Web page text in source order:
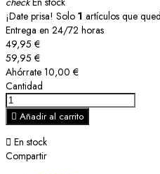
¡Date prisa! Solo 1 artículos que
Entrega en 24/72 horas
49,95 €
59,95 €
Ahórrate 10,00 €
Cantidad
 Añadir al carrito
 En stock
Compartir